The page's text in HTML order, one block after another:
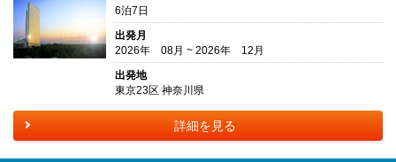
6泊7日
出発月
2026年 08月 ~ 2026年 12月
出発地
東京23区 神奈川県
詳細を見る